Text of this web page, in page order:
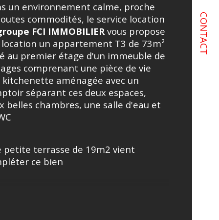
CONTACT
Valeurs
de pièces
un environnement calme, proche
commodités, le service location
FCI IMMOBILIER vous propose
location un appartement T3 de 73m²
au premier étage d'un immeuble de
comprenant une pièce de vie
kitchenette aménagée avec un
séparant ces deux espaces,
belles chambres, une salle d'eau et
petite terrasse de 19m2 vient
ce bien